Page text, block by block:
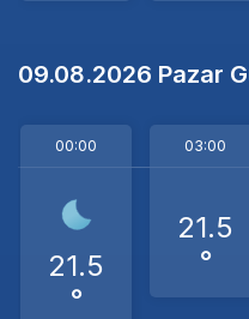
09.08.2026 Pazar
00:00
21.5
°
03:00
21.5
°